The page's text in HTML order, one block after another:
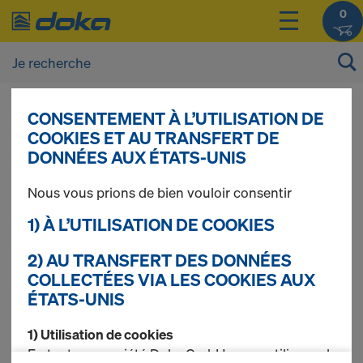
0
Vous pouvez afficher les prix de vos produits
après vous être connecté(e)ouinscrit(e)
Panneau Xlife
2 produits trouvés
Le plus recherché
CONSENTEMENT À L’UTILISATION DE
COOKIES ET AU TRANSFERT DE
DONNÉES AUX ÉTATS-UNIS
Nous vous prions de bien vouloir consentir
1) À L’UTILISATION DE COOKIES
2) AU TRANSFERT DES DONNÉES
COLLECTÉES VIA LES COOKIES AUX
ÉTATS-UNIS
1) Utilisation de cookies
En tant que société Doka GmbH, nous utilisons des